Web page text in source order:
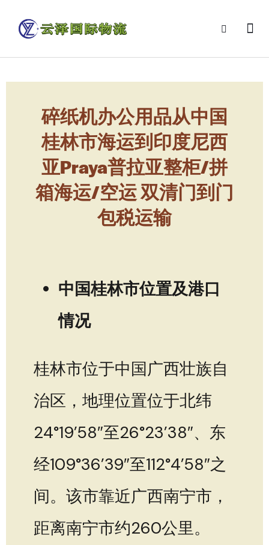
碎纸机办公用品从中国
桂林市海运到印度尼西
亚Praya普拉亚整柜/拼
箱海运/空运 双清门到门
包税运输
中国桂林市位置及港口
情况
桂林市位于中国广西壮族自
治区，地理位置位于北纬
24°19’58″至26°23’38″、东
经109°36’39″至112°4’58″之
间。该市靠近广西南宁市，
距离南宁市约260公里。